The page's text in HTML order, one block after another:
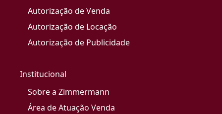
Autorização de Venda
Autorização de Locação
Autorização de Publicidade
Institucional
Sobre a Zimmermann
Área de Atuação Venda